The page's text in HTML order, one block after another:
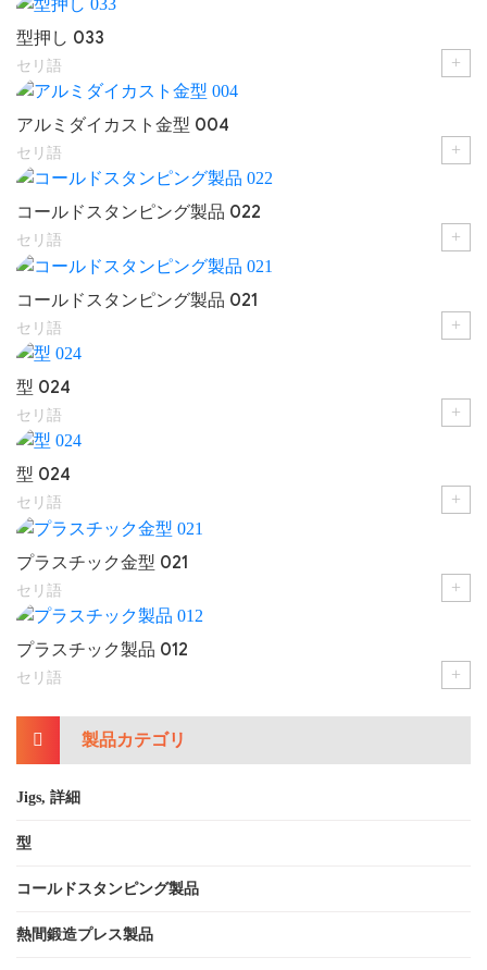
製品カテゴリ
Jigs, 詳細
型
コールドスタンピング製品
熱間鍛造プレス製品
型押し 033
セリ語 +
アルミダイカスト金型 004
セリ語 +
コールドスタンピング製品 022
セリ語 +
コールドスタンピング製品 021
セリ語 +
型 024
セリ語 +
型 024
セリ語 +
プラスチック金型 021
セリ語 +
プラスチック製品 012
セリ語 +